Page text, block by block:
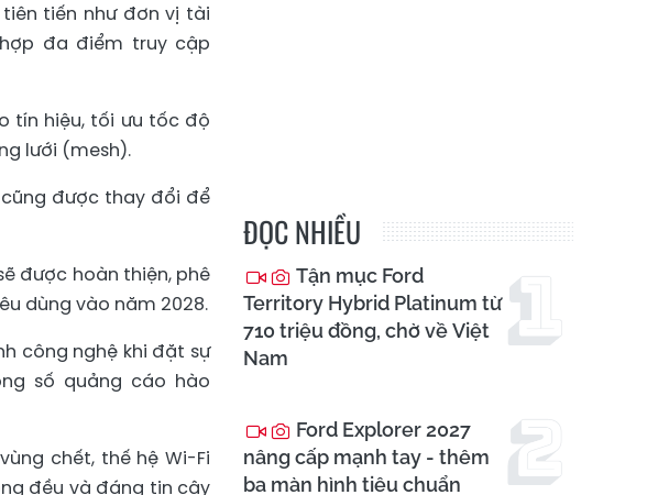
tiến như đơn vị tài
đa điểm truy cập
tín hiệu, tối ưu tốc độ
lưới (mesh).
được thay đổi để
được hoàn thiện, phê
dùng vào năm 2028.
công nghệ khi đặt sự
số quảng cáo hào
chết, thế hệ Wi-Fi
đều và đáng tin cậy
ĐỌC NHIỀU
Tận mục Ford
Territory Hybrid Platinum từ
710 triệu đồng, chờ về Việt
Nam
Ford Explorer 2027
nâng cấp mạnh tay - thêm
ba màn hình tiêu chuẩn